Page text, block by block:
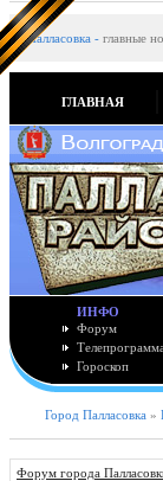
Палласовка - главные
ГЛАВНАЯ
ИНФО
Форум
Телепрограмма
Гороскоп
Город Палласовка »
Форум города